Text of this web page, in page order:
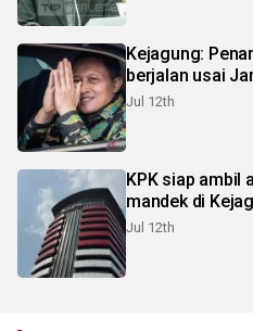
Kejagung:
berjalan usai
Jul 12th
KPK siap ambil
mandek di
Jul 12th